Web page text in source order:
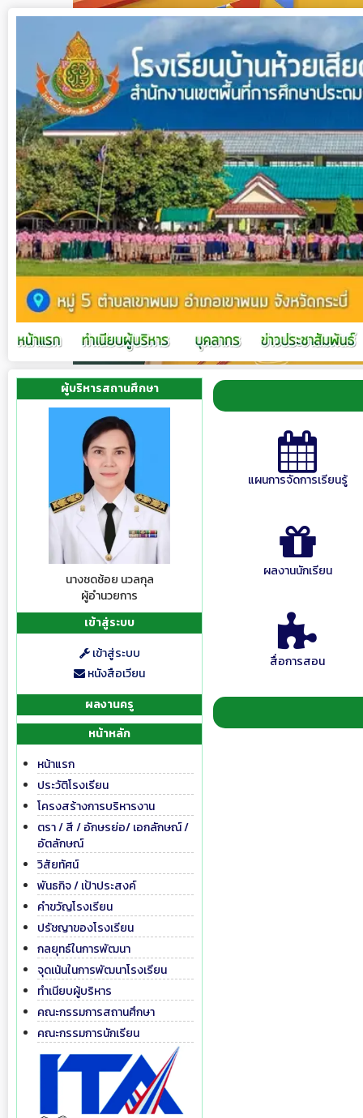
ผู้บริหารสถานศึกษา
นางชดช้อย นวลกุล
ผู้อำนวยการ
เข้าสู่ระบบ
เข้าสู่ระบบ
หนังสือเวียน
ผลงานครู
หน้าหลัก
หน้าแรก
ประวัติโรงเรียน
โครงสร้างการบริหารงาน
ตรา / สี / อักษรย่อ/ เอกลักษณ์ /
อัตลักษณ์
วิสัยทัศน์
พันธกิจ / เป้าประสงค์
คำขวัญโรงเรียน
ปรัชญาของโรงเรียน
กลยุทธ์ในการพัฒนา
จุดเน้นในการพัฒนาโรงเรียน
ทำเนียบผู้บริหาร
คณะกรรมการสถานศึกษา
คณะกรรมการนักเรียน
แผนการจัดการเรียนรู้
ผลงานนักเรียน
สื่อการสอน